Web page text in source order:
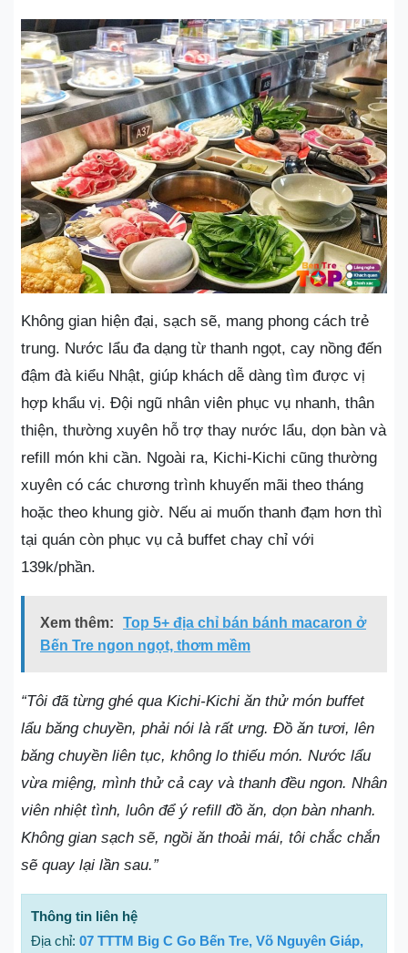
Không gian hiện đại, sạch sẽ, mang phong cách trẻ
trung. Nước lẩu đa dạng từ thanh ngọt, cay nồng đến
đậm đà kiểu Nhật, giúp khách dễ dàng tìm được vị
hợp khẩu vị. Đội ngũ nhân viên phục vụ nhanh, thân
thiện, thường xuyên hỗ trợ thay nước lẩu, dọn bàn và
refill món khi cần. Ngoài ra, Kichi-Kichi cũng thường
xuyên có các chương trình khuyến mãi theo tháng
hoặc theo khung giờ. Nếu ai muốn thanh đạm hơn thì
tại quán còn phục vụ cả buffet chay chỉ với
139k/phần.
Xem thêm:
Top 5+ địa chỉ bán bánh macaron ở
Bến Tre ngon ngọt, thơm mềm
“Tôi đã từng ghé qua Kichi-Kichi ăn thử món buffet
lẩu băng chuyền, phải nói là rất ưng. Đồ ăn tươi, lên
băng chuyền liên tục, không lo thiếu món. Nước lẩu
vừa miệng, mình thử cả cay và thanh đều ngon. Nhân
viên nhiệt tình, luôn để ý refill đồ ăn, dọn bàn nhanh.
Không gian sạch sẽ, ngồi ăn thoải mái, tôi chắc chắn
sẽ quay lại lần sau.”
Thông tin liên hệ
Địa chỉ: 07 TTTM Big C Go Bến Tre, Võ Nguyên Giáp,